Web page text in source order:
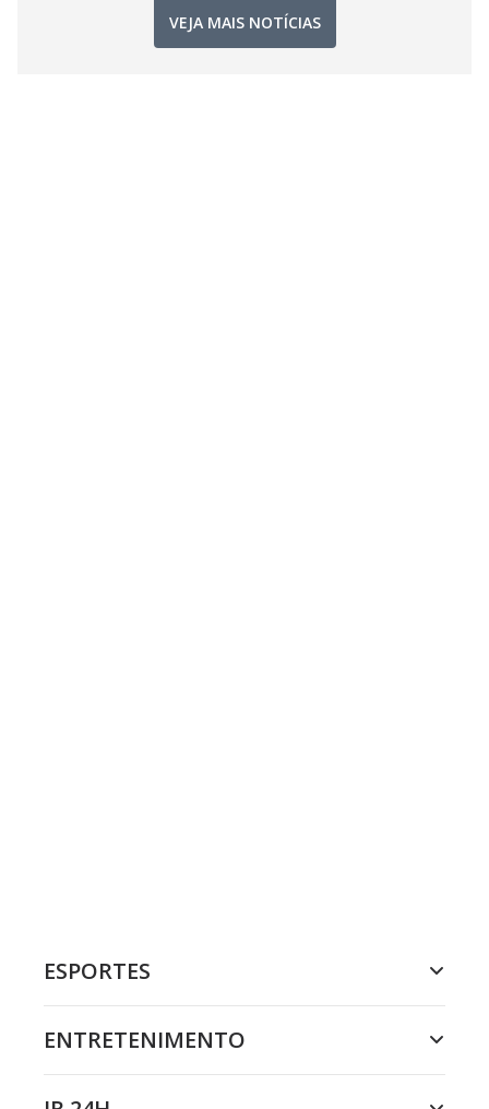
VEJA MAIS NOTÍCIAS
ESPORTES
ENTRETENIMENTO